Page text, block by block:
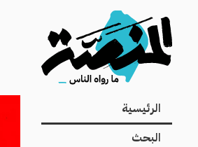
Main
navigation
الرئيسية
البحث